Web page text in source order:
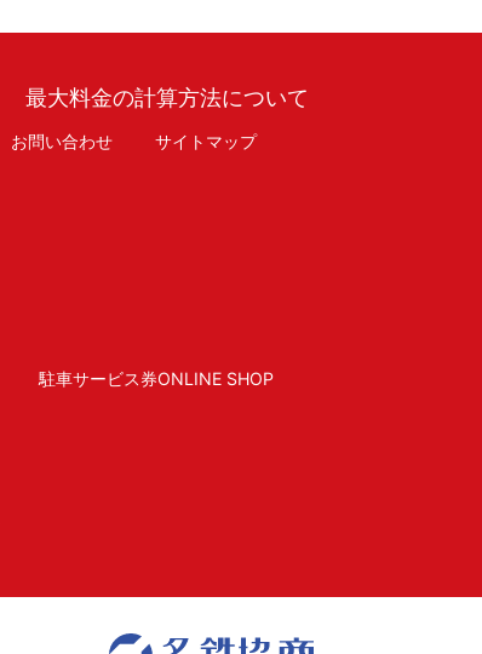
最大料金の計算方法について
お問い合わせ サイトマップ
駐車サービス券ONLINE SHOP